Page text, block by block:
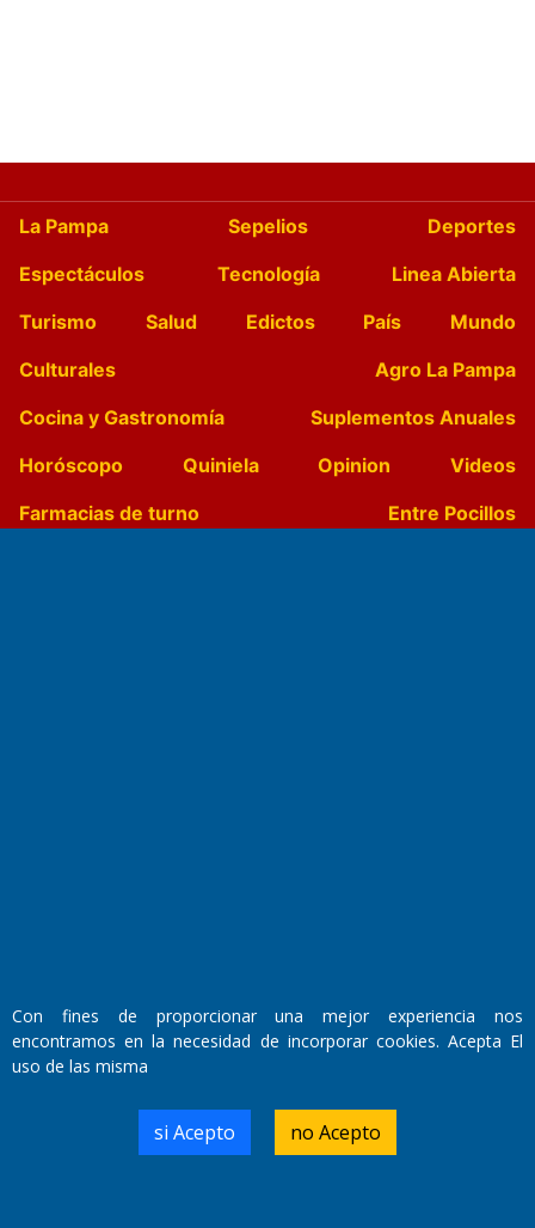
La Pampa Sepelios
Deportes
Espectáculos
Tecnología
Linea Abierta
Turismo
Salud Edictos País
Mundo
Culturales
Agro La Pampa
Cocina y Gastronomía
Suplementos Anuales
Horóscopo
Quiniela Opinion
Videos
Farmacias de turno
Entre Pocillos
Miembro de ADIRA,ADEPA y CPPAL
Propietario: El Diario SRL
Director Periodístico:
Con fines de proporcionar una mejor experiencia nos
encontramos en la necesidad de incorporar cookies. Acepta El
uso de las misma
si Acepto no Acepto